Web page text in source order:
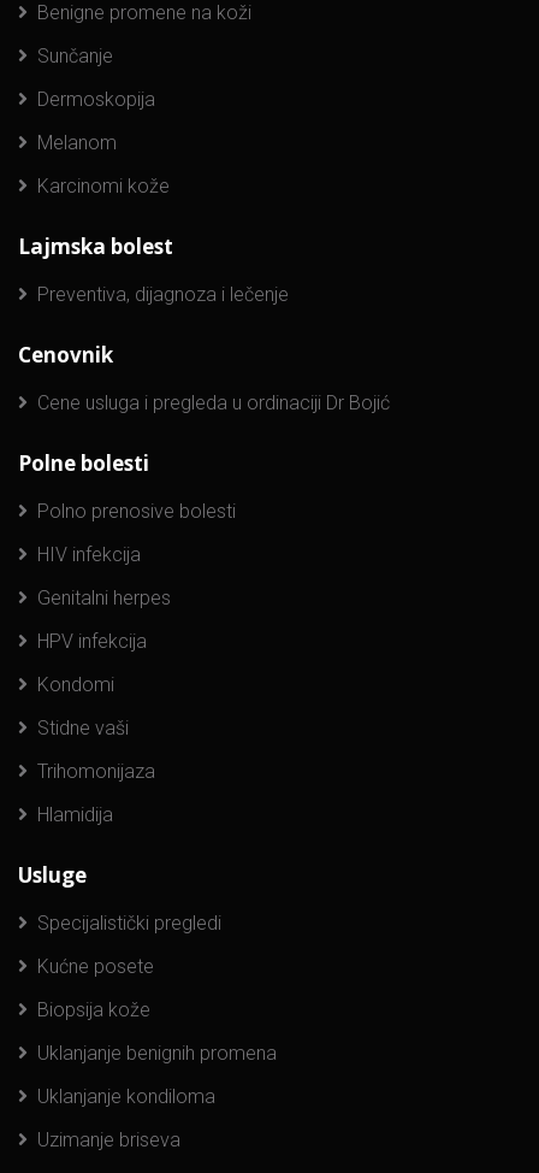
Benigne promene na koži
Sunčanje
Dermoskopija
Melanom
Karcinomi kože
Lajmska bolest
Preventiva, dijagnoza i lečenje
Cenovnik
Cene usluga i pregleda u ordinaciji Dr Bojić
Polne bolesti
Polno prenosive bolesti
HIV infekcija
Genitalni herpes
HPV infekcija
Kondomi
Stidne vaši
Trihomonijaza
Hlamidija
Usluge
Specijalistički pregledi
Kućne posete
Biopsija kože
Uklanjanje benignih promena
Uklanjanje kondiloma
Uzimanje briseva